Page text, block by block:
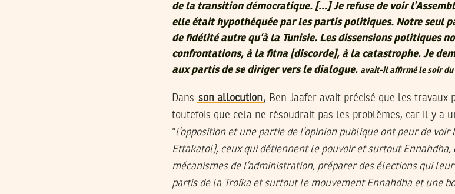
de la transition démocratique. […] Je refuse de voir
elle était hypothéquée par les partis politiques. Notre seul
de fidélité autre qu’à la Tunisie. Les dissensions politiques
confrontations, à la fitna [discorde], à la catastrophe. Je
aux partis de se diriger vers le dialogue. avait-il affirmé le soir du
Dans son allocution, Ben Jaafer avait précisé que les travaux
toutefois que cela ne résoudrait pas les problèmes, car il y a
“l’opposition et une partie de l’opinion publique ont peur de voir
Ettakatol], ceux qui détiennent le pouvoir et surtout Ennahdha,
mécanismes de l’administration, préparer des élections qui
partis de la Troïka et surtout le mouvement Ennahdha et une